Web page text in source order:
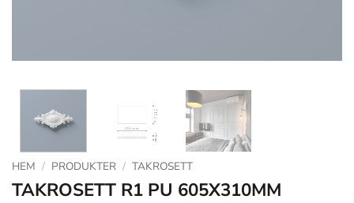
HEM / PRODUKTER / TAKROSETT
TAKROSETT R1 PU 605X310MM